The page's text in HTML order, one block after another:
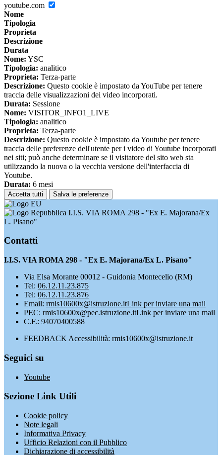
youtube.com
Nome
Tipologia
Proprieta
Descrizione
Durata
Nome: YSC
Tipologia: analitico
Proprieta: Terza-parte
Descrizione: Questo cookie è impostato da YouTube per tenere
traccia delle visualizzazioni dei video incorporati.
Durata: Sessione
Nome: VISITOR_INFO1_LIVE
Tipologia: analitico
Proprieta: Terza-parte
Descrizione: Questo cookie è impostato da Youtube per tenere
traccia delle preferenze dell'utente per i video di Youtube incorporati
nei siti; può anche determinare se il visitatore del sito web sta
utilizzando la nuova o la vecchia versione dell'interfaccia di
Youtube.
Durata: 6 mesi
Accetta tutti Salva le preferenze
I.I.S. VIA ROMA 298 - "Ex E. Majorana/Ex
L. Pisano"
Contatti
I.I.S. VIA ROMA 298 - "Ex E. Majorana/Ex L. Pisano"
Via Elsa Morante 00012 - Guidonia Montecelio (RM)
Tel: 06.12.11.23.875
Tel: 06.12.11.23.876
Email: rmis10600x@istruzione.itLink per inviare una mail
PEC: rmis10600x@pec.istruzione.itLink per inviare una mail
C.F.: 94070400588
FEEDBACK Accessibilità: rmis10600x@istruzione.it
Seguici su
Youtube
Sezione Link Utili
Cookie policy
Note legali
Informativa Privacy
Ufficio Relazioni con il Pubblico
Dichiarazione di accessibilità